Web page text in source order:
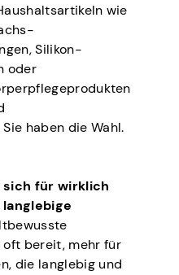
wie
Silikon-
oder
haben die Wahl.
sich für wirklich
bereit, mehr für
die langlebig und